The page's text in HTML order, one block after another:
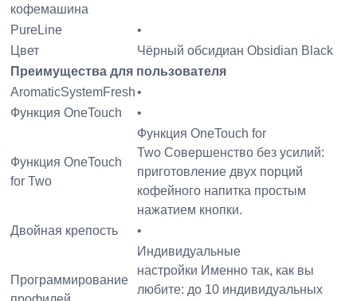
кофемашина
PureLine
•
Цвет
Чёрный обсидиан Obsidian Black
Преимущества для пользователя
AromaticSystemFresh•
Функция OneTouch
•
Функция OneTouch
for Two
Функция OneTouch for
Two Совершенство без усилий:
приготовление двух порций
кофейного напитка простым
нажатием кнопки.
Двойная крепость
•
Программирование
Индивидуальные
настройки Именно так, как вы
любите: до 10 индивидуальных